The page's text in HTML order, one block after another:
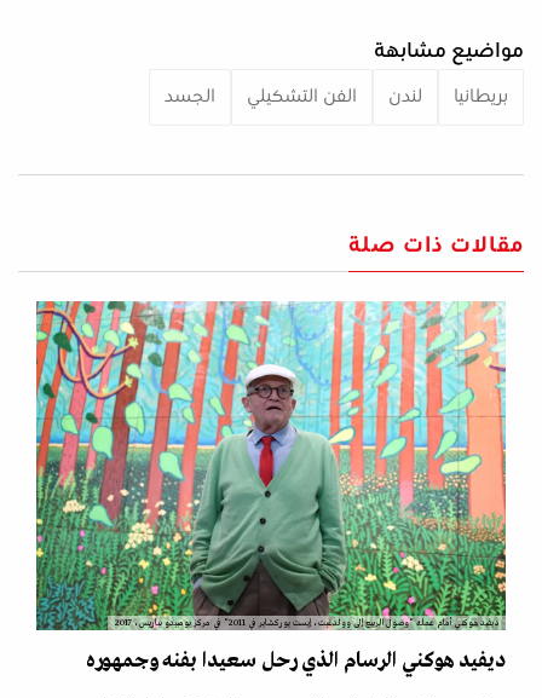
مواضيع مشابهة
بريطانيا لندن الفن التشكيلي الجسد
مقالات ذات صلة
ديفيد هوكني أمام عمله "وصول الربيع إلى وولدغيت، إيست يوركشاير في 2011" في مركز بومبيدو بباريس، 2017
ديفيد هوكني الرسام الذي رحل سعيدا بفنه وجمهوره